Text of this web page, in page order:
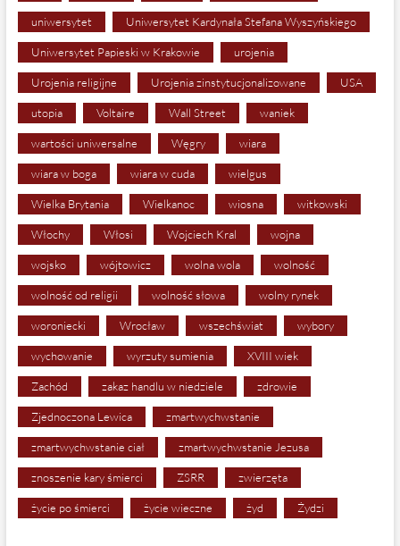
uniwersytet Uniwersytet Kardynała Stefana Wyszyńskiego
Uniwersytet Papieski w Krakowie urojenia
Urojenia religijne Urojenia zinstytucjonalizowane USA
utopia Voltaire Wall Street waniek
wartości uniwersalne Węgry wiara
wiara w boga wiara w cuda wielgus
Wielka Brytania Wielkanoc wiosna witkowski
Włochy Włosi Wojciech Kral wojna
wojsko wójtowicz wolna wola wolność
wolność od religii wolność słowa wolny rynek
woroniecki Wrocław wszechświat wybory
wychowanie wyrzuty sumienia XVIII wiek
Zachód zakaz handlu w niedziele zdrowie
Zjednoczona Lewica zmartwychwstanie
zmartwychwstanie ciał zmartwychwstanie Jezusa
znoszenie kary śmierci ZSRR zwierzęta
życie po śmierci życie wieczne żyd Żydzi